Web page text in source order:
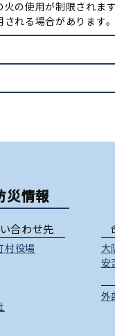
の使用が制限されま
れる場合があります。
災情報
合わせ先
村役場
大
安
外